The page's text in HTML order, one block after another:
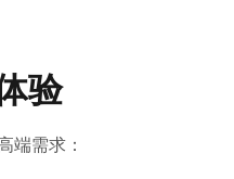
验
端需求：